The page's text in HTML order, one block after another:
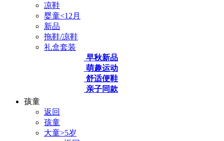
凉鞋
婴童<12月
新品
拖鞋/凉鞋
礼盒套装
早秋新品
萌趣运动
舒适便鞋
亲子同款
孩童
返回
孩童
大童>5岁